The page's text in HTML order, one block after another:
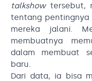
talkshowtersebut,
tentang pentingnya
mereka jalani.
membuatnya
dalam membuat
baru.
Dari data, ia bisa